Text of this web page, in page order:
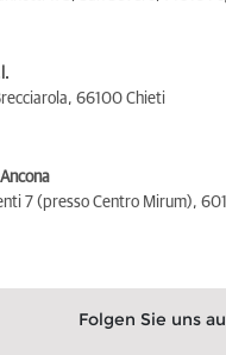
66100 Chieti
7 (presso Centro Mirum),
Folgen Sie uns